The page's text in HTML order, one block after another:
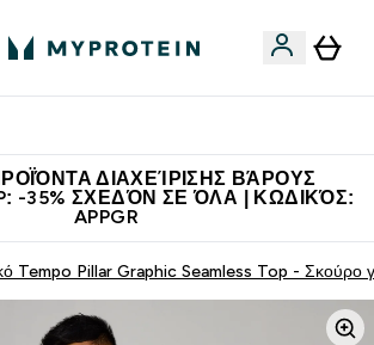
ΔΙΑΧΕΊΡΙΣΗΣ ΒΆΡΟΥΣ
-35% ΣΧΕΔΌΝ ΣΕ ΌΛΑ | ΚΩΔΙΚΌΣ:
APPGR
Tempo Pillar Graphic Seamless Top - Σκούρο